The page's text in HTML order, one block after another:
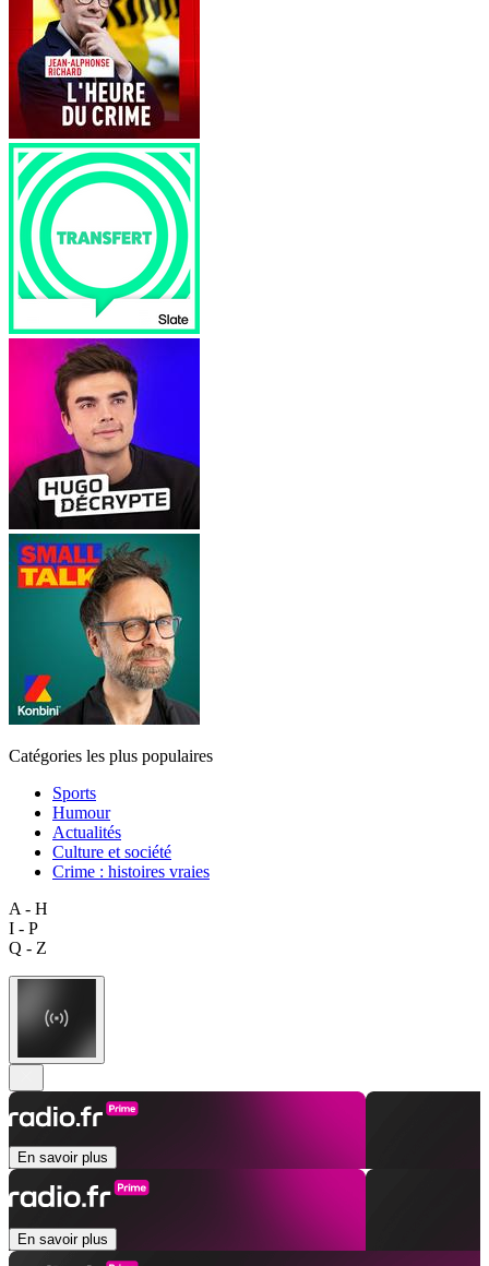
Catégories les plus populaires
Sports
Humour
Actualités
Culture et société
Crime : histoires vraies
A - H
I - P
Q - Z
En savoir plus
En savoir plus